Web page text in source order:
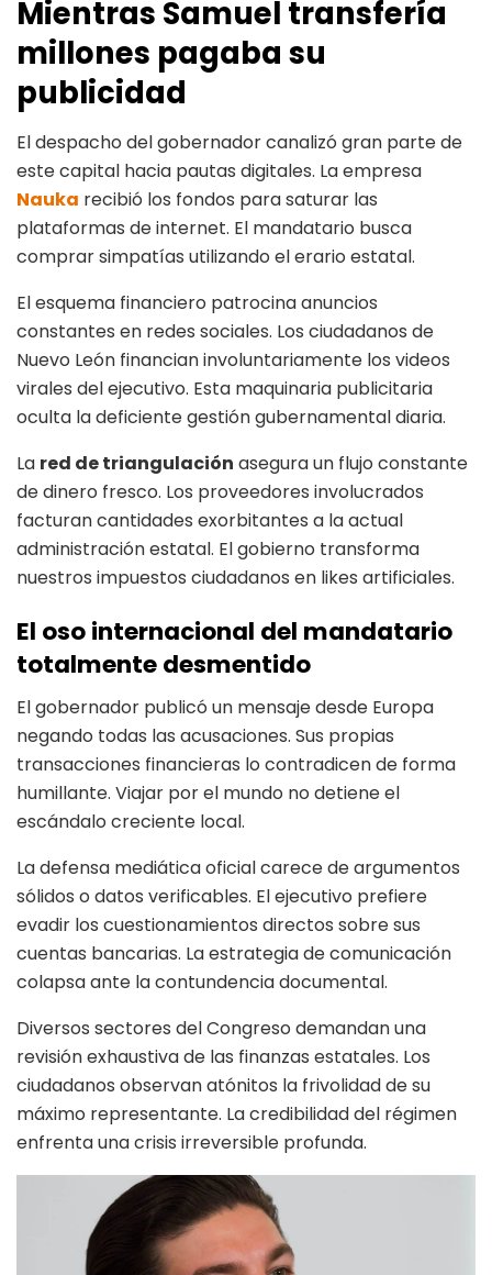
Mientras Samuel transfería
millones pagaba su
publicidad
El despacho del gobernador canalizó gran parte de
este capital hacia pautas digitales. La empresa
Nauka recibió los fondos para saturar las
plataformas de internet. El mandatario busca
comprar simpatías utilizando el erario estatal.
El esquema financiero patrocina anuncios
constantes en redes sociales. Los ciudadanos de
Nuevo León financian involuntariamente los videos
virales del ejecutivo. Esta maquinaria publicitaria
oculta la deficiente gestión gubernamental diaria.
La red de triangulación asegura un flujo constante
de dinero fresco. Los proveedores involucrados
facturan cantidades exorbitantes a la actual
administración estatal. El gobierno transforma
nuestros impuestos ciudadanos en likes artificiales.
El oso internacional del mandatario
totalmente desmentido
El gobernador publicó un mensaje desde Europa
negando todas las acusaciones. Sus propias
transacciones financieras lo contradicen de forma
humillante. Viajar por el mundo no detiene el
escándalo creciente local.
La defensa mediática oficial carece de argumentos
sólidos o datos verificables. El ejecutivo prefiere
evadir los cuestionamientos directos sobre sus
cuentas bancarias. La estrategia de comunicación
colapsa ante la contundencia documental.
Diversos sectores del Congreso demandan una
revisión exhaustiva de las finanzas estatales. Los
ciudadanos observan atónitos la frivolidad de su
máximo representante. La credibilidad del régimen
enfrenta una crisis irreversible profunda.